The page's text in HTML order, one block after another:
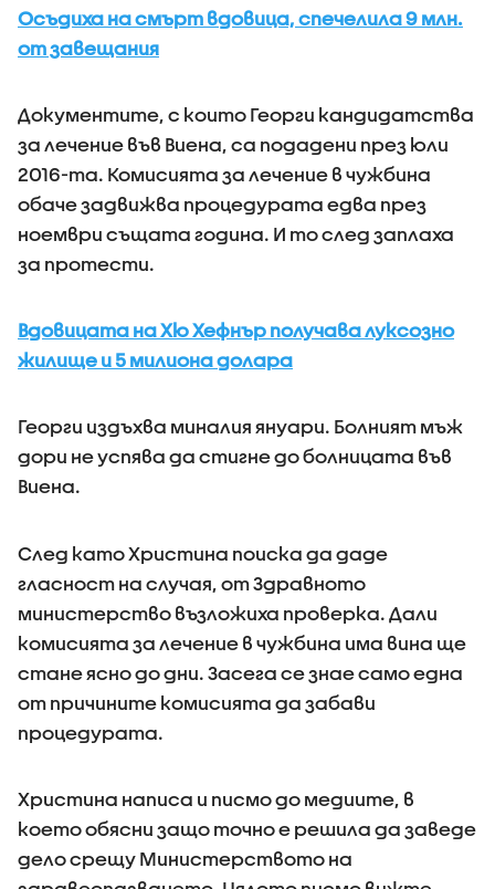
Осъдиха на смърт вдовица, спечелила 9 млн.
от завещания
Документите, с които Георги кандидатства
за лечение във Виена, са подадени през юли
2016-та. Комисията за лечение в чужбина
обаче задвижва процедурата едва през
ноември същата година. И то след заплаха
за протести.
Вдовицата на Хю Хефнър получава луксозно
жилище и 5 милиона долара
Георги издъхва миналия януари. Болният мъж
дори не успява да стигне до болницата във
Виена.
След като Христина поиска да даде
гласност на случая, от Здравното
министерство възложиха проверка. Дали
комисията за лечение в чужбина има вина ще
стане ясно до дни. Засега се знае само една
от причините комисията да забави
процедурата.
Христина написа и писмо до медиите, в
което обясни защо точно е решила да заведе
дело срещу Министерството на